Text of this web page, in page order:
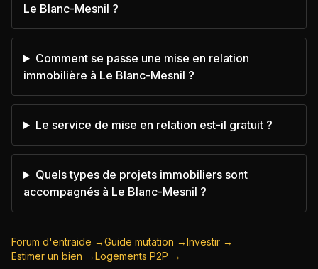
Le Blanc-Mesnil ?
Comment se passe une mise en relation
immobilière à Le Blanc-Mesnil ?
Le service de mise en relation est-il gratuit ?
Quels types de projets immobiliers sont
accompagnés à Le Blanc-Mesnil ?
Forum d'entraide →Guide mutation →Investir →
Estimer un bien →Logements P2P →